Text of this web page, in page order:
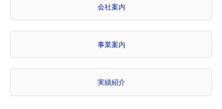
会社案内
事業案内
実績紹介